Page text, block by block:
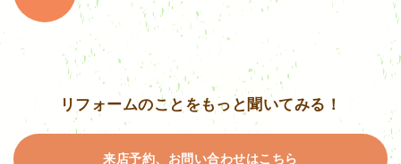
リフォームのことをもっと聞いてみる！
来店予約、お問い合わせはこちら